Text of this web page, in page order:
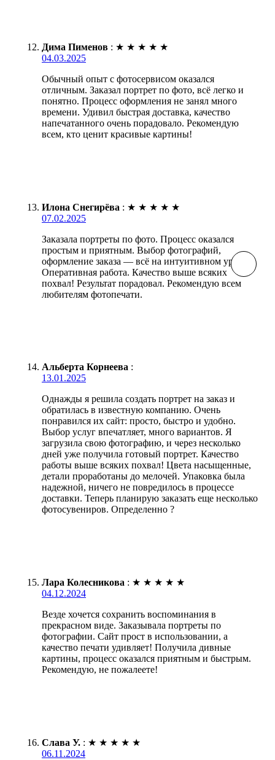
Дима Пименов : ★ ★ ★ ★ ★
04.03.2025
Обычный опыт с фотосервисом оказался
отличным. Заказал портрет по фото, всё легко и
понятно. Процесс оформления не занял много
времени. Удивил быстрая доставка, качество
напечатанного очень порадовало. Рекомендую
всем, кто ценит красивые картины!
Илона Снегирёва : ★ ★ ★ ★ ★
07.02.2025
Заказала портреты по фото. Процесс оказался
простым и приятным. Выбор фотографий,
оформление заказа — всё на интуитивном уровне.
Оперативная работа. Качество выше всяких
похвал! Результат порадовал. Рекомендую всем
любителям фотопечати.
Альберта Корнеева :
13.01.2025
Однажды я решила создать портрет на заказ и
обратилась в известную компанию. Очень
понравился их сайт: просто, быстро и удобно.
Выбор услуг впечатляет, много вариантов. Я
загрузила свою фотографию, и через несколько
дней уже получила готовый портрет. Качество
работы выше всяких похвал! Цвета насыщенные,
детали проработаны до мелочей. Упаковка была
надежной, ничего не повредилось в процессе
доставки. Теперь планирую заказать еще несколько
фотосувениров. Определенно ?
Лара Колесникова : ★ ★ ★ ★ ★
04.12.2024
Везде хочется сохранить воспоминания в
прекрасном виде. Заказывала портреты по
фотографии. Сайт прост в использовании, а
качество печати удивляет! Получила дивные
картины, процесс оказался приятным и быстрым.
Рекомендую, не пожалеете!
Слава У. : ★ ★ ★ ★ ★
06.11.2024